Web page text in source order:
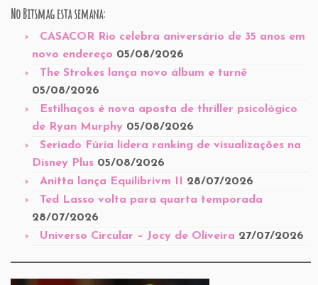
No Bitsmag esta semana:
CASACOR Rio celebra aniversário de 35 anos em
novo endereço 05/08/2026
The Strokes lança novo álbum e turnê
05/08/2026
Estilhaços é nova aposta de thriller psicológico
de Ryan Murphy 05/08/2026
Seriado Fúria lidera ranking de visualizações na
Disney Plus 05/08/2026
Anitta lança Equilibrivm II 28/07/2026
Ted Lasso volta para quarta temporada
28/07/2026
Universo Circular – Jocy de Oliveira 27/07/2026